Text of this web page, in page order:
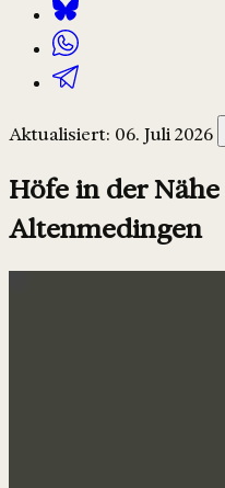
Aktualisiert: 06. Juli 2026
Höfe in der
Altenmedingen